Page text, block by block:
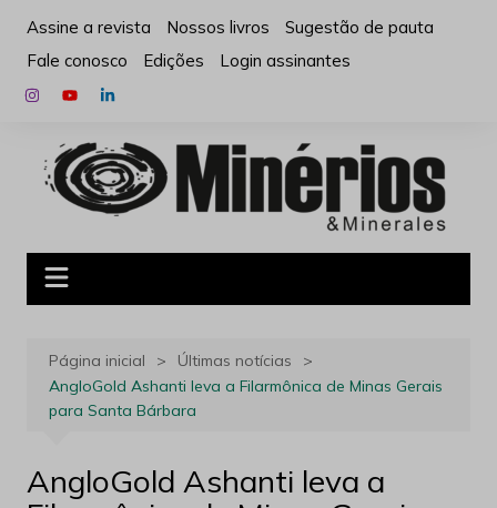
para
conteúdo
Assine a revista Nossos livros
Sugestão de pauta
Fale conosco
Edições Login assinantes
Página inicial
Últimas notícias
AngloGold Ashanti leva a Filarmônica de Minas Gerais
para Santa Bárbara
AngloGold Ashanti leva a